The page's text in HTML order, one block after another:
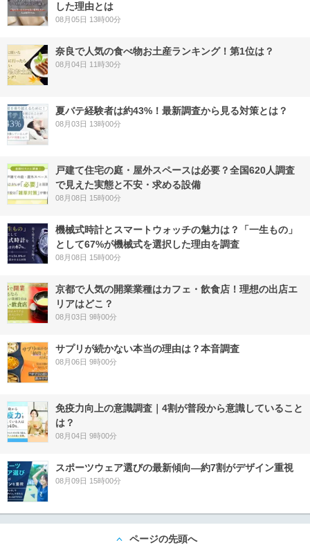
した理由とは
08月05日 13時00分
奈良で人気の食べ物お土産ランキング！第1位は？
08月04日 11時30分
夏バテ経験者は約43%！最新調査から見る対策とは？
08月03日 13時00分
戸建て住宅の庭・屋外スペースは必要？全国620人調査
で見えた実態と不安・求める設備
08月08日 15時00分
機械式時計とスマートウォッチの魅力は？「一生もの」
として67%が機械式を選択した理由を調査
08月08日 15時00分
京都で人気の開業業種はカフェ・飲食店！理想の出店エ
リアはどこ？
08月03日 9時00分
サプリが続かない本当の理由は？本音調査
08月06日 9時00分
免疫力向上の意識調査｜4割が普段から意識していること
は？
08月04日 9時00分
スポーツウェア選びの最新傾向―約7割がデザイン重視
08月09日 15時00分
ページの先頭へ